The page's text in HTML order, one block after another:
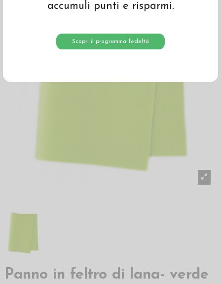
accumuli punti e risparmi.
Scopri il programma fedeltà
Panno in feltro di lana- verde